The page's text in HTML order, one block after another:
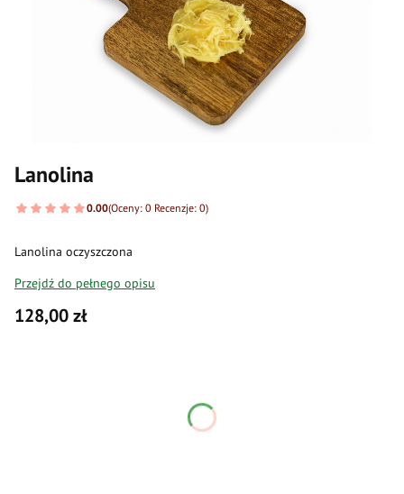
Lanolina
0.00(Oceny: 0 Recenzje: 0)
Lanolina oczyszczona
Przejdź do pełnego opisu
Cena
128,00 zł